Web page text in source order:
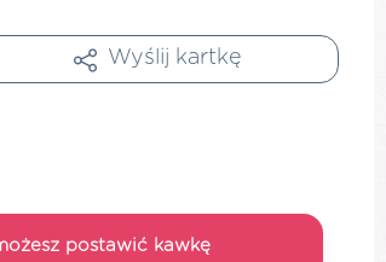
Wyślij kartkę
postawić kawkę